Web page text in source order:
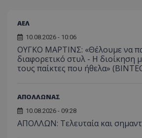
ΑΕΛ
10.08.2026 - 10:06
ΟΥΓΚΟ ΜΑΡΤΙΝΣ: «Θέλουμε να
διαφορετικό στυλ - Η διοίκηση
τους παίκτες που ήθελα»
ΑΠΟΛΛΩΝΑΣ
10.08.2026 - 09:28
ΑΠΟΛΛΩΝ: Τελευταία και